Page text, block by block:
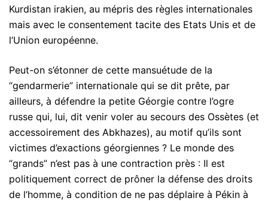
Kurdistan irakien, au mépris des règles internationales
mais avec le consentement tacite des Etats Unis et de
l’Union européenne.
Peut-on s’étonner de cette mansuétude de la
“gendarmerie” internationale qui se dit prête, par
ailleurs, à défendre la petite Géorgie contre l’ogre
russe qui, lui, dit venir voler au secours des Ossètes (et
accessoirement des Abkhazes), au motif qu’ils sont
victimes d’exactions géorgiennes ? Le monde des
“grands” n’est pas à une contraction près : Il est
politiquement correct de prôner la défense des droits
de l’homme, à condition de ne pas déplaire à Pékin à